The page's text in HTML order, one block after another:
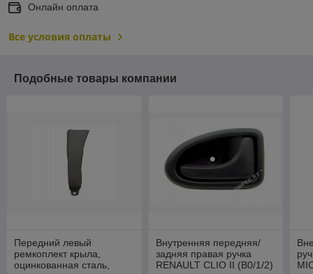
Онлайн оплата
Все условия оплаты
Подобные товары компании
Передний левый
ремкоплект крыла,
оцинкованная сталь,
Внутренняя передняя/
задняя правая ручка
RENAULT CLIO II (B0/1/2)